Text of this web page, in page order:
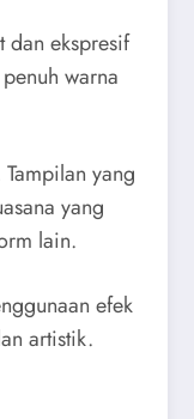
dan ekspresif
warna
yang
yang
lain.
efek
artistik.